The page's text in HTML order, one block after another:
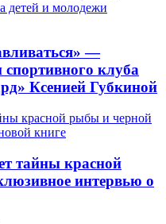
—
спортивного клуба
Ксенией Губкиной
тайны красной
интервью о